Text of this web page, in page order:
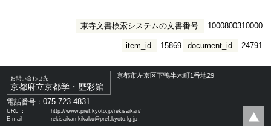
東寺文書検索システムの文書番号 1000800310000
document_id 24791
item_id 15869
お問い合わせ先
京都府立京都学・歴彩館
京都市左京区下鴨半木町1番地29
電話番号：075-723-4831
URL ：
http://www.pref.kyoto.jp/rekisaikan/
E-mail：
rekisaikan-kikaku@pref.kyoto.lg.jp